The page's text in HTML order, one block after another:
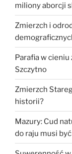
miliony aborcji
Zmierzch i
Parafia w
Szczytno
Zmierzch
historii?
Mazury: Cud
do raju musi